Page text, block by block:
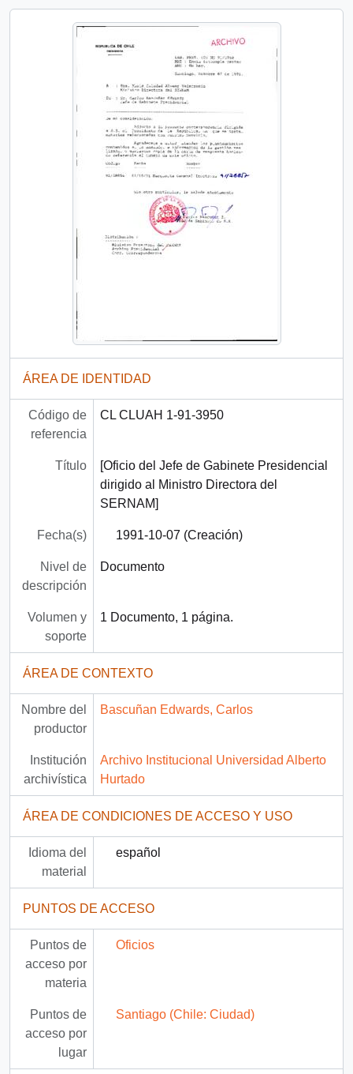
ÁREA DE IDENTIDAD
Código de
referencia
CL CLUAH 1-91-3950
Título
[Oficio del Jefe de Gabinete Presidencial
dirigido al Ministro Directora del
SERNAM]
Fecha(s) 1991-10-07 (Creación)
Nivel de
descripción
Documento
Volumen y
soporte
1 Documento, 1 página.
ÁREA DE CONTEXTO
Nombre del
productor
Bascuñan Edwards, Carlos
Institución
archivística
Archivo Institucional Universidad Alberto
Hurtado
ÁREA DE CONDICIONES DE ACCESO Y USO
Idioma del
material
español
PUNTOS DE ACCESO
Puntos de
acceso por
materia
Oficios
Puntos de
acceso por
lugar
Santiago (Chile: Ciudad)